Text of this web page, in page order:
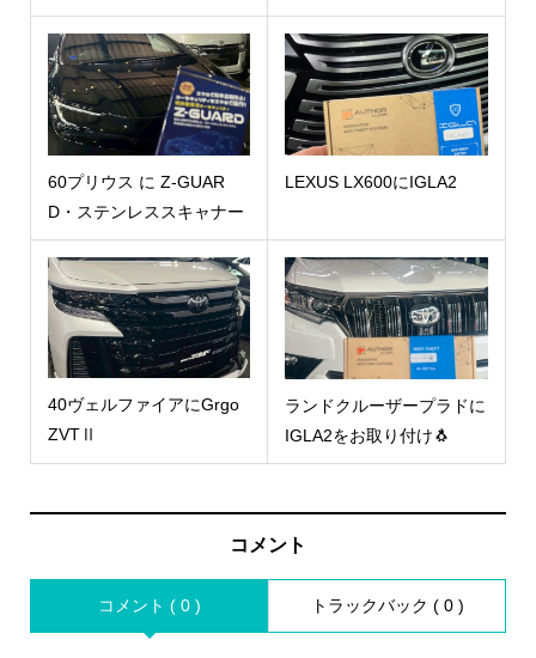
60プリウス に Z-GUAR
D・ステンレススキャナー
LEXUS LX600にIGLA2
40ヴェルファイアにGrgo
ZVTⅡ
ランドクルーザープラドに
IGLA2をお取り付け🐧
コメント
コメント ( 0 ) トラックバック ( 0 )